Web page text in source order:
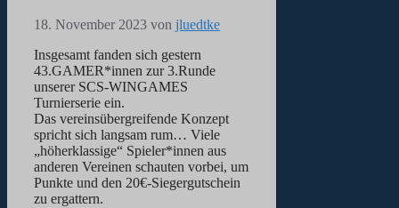
18. November 2023 von jluedtke
Insgesamt fanden sich gestern
43.GAMER*innen zur 3.Runde
unserer SCS-WINGAMES
Turnierserie ein.
Das vereinsübergreifende Konzept
spricht sich langsam rum… Viele
„höherklassige“ Spieler*innen aus
anderen Vereinen schauten vorbei, um
Punkte und den 20€-Siegergutschein
zu ergattern.